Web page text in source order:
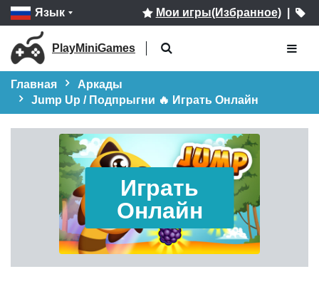
Язык Мои игры(Избранное)|
PlayMiniGames
Главная
Аркады
Jump Up / Подпрыгни 🔥 Играть Онлайн
Играть
Онлайн